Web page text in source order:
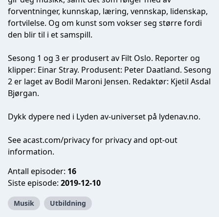
forventninger, kunnskap, læring, vennskap, lidenskap,
fortvilelse. Og om kunst som vokser seg større fordi
den blir til i et samspill.
Sesong 1 og 3 er produsert av Filt Oslo. Reporter og
klipper: Einar Stray. Produsent: Peter Daatland. Sesong
2 er laget av Bodil Maroni Jensen. Redaktør: Kjetil Asdal
Bjørgan.
Dykk dypere ned i Lyden av-universet på lydenav.no.
Seeacast.com/privacyfor privacy and opt-out
information.
Antall episoder: 16
Siste episode: 2019-12-10
Musik Utbildning